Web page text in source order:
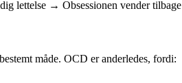
lettelse → Obsessionen vender tilbage
måde. OCD er anderledes, fordi: